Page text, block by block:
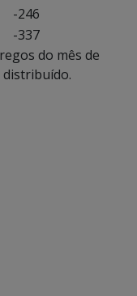
-246
-337
do mês de
distribuído.